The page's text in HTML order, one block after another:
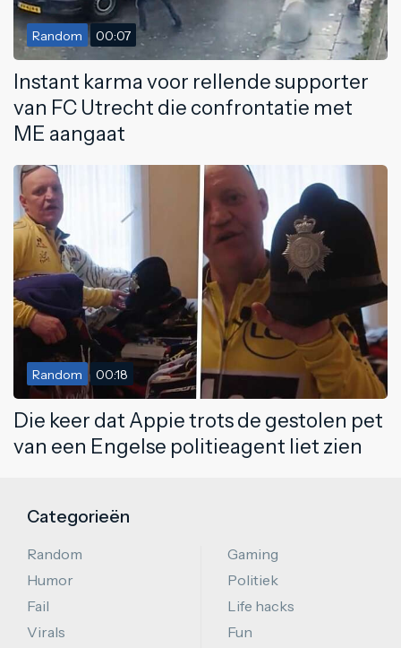
Random 00:07
Instant karma voor rellende supporter
van FC Utrecht die confrontatie met
ME aangaat
Random 00:18
Die keer dat Appie trots de gestolen pet
van een Engelse politieagent liet zien
Categorieën
Random
Humor
Fail
Virals
Gaming
Politiek
Life hacks
Fun